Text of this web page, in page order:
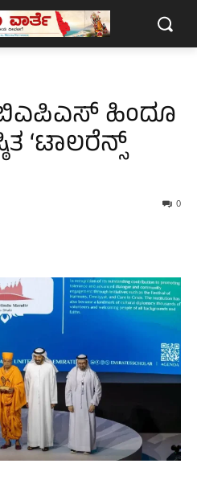
ಹಿಂದೂ
‘ಟಾಲರೆನ್ಸ್​
0